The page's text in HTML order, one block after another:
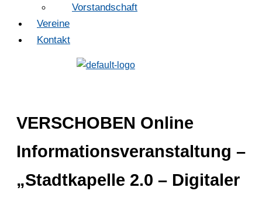
Vorstandschaft
Vereine
Kontakt
VERSCHOBEN Online
Informationsveranstaltung –
„Stadtkapelle 2.0 – Digitaler